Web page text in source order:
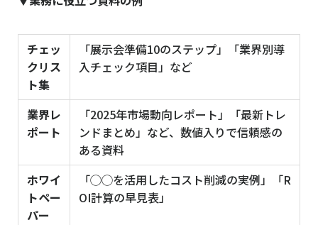
チェッ
クリス
ト集
「展示会準備10のステップ」「業界別導
入チェック項目」など
業界レ
ポート
「2025年市場動向レポート」「最新トレ
ンドまとめ」など、数値入りで信頼感の
ある資料
ホワイ
トペー
パー
「◯◯を活用したコスト削減の実例」「R
OI計算の早見表」